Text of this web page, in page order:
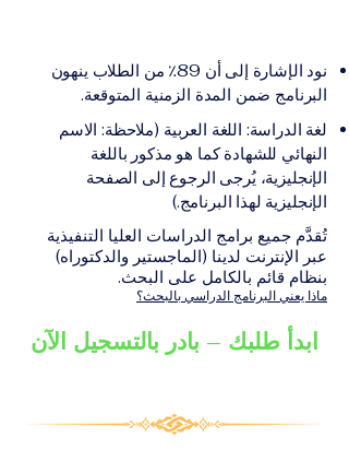
نود الإشارة إلى أن 89٪ من الطلاب ينهون
البرنامج ضمن المدة الزمنية المتوقعة.
لغة الدراسة: اللغة العربية (ملاحظة: الاسم
النهائي للشهادة كما هو مذكور باللغة
الإنجليزية، يُرجى الرجوع إلى الصفحة
الإنجليزية لهذا البرنامج.)
تُقدَّم جميع برامج الدراسات العليا التنفيذية
عبر الإنترنت لدينا (الماجستير والدكتوراه)
بنظام قائم بالكامل على البحث.
ماذا يعني البرنامج الدراسي بالبحث؟
ابدأ طلبك – بادر بالتسجيل الآن